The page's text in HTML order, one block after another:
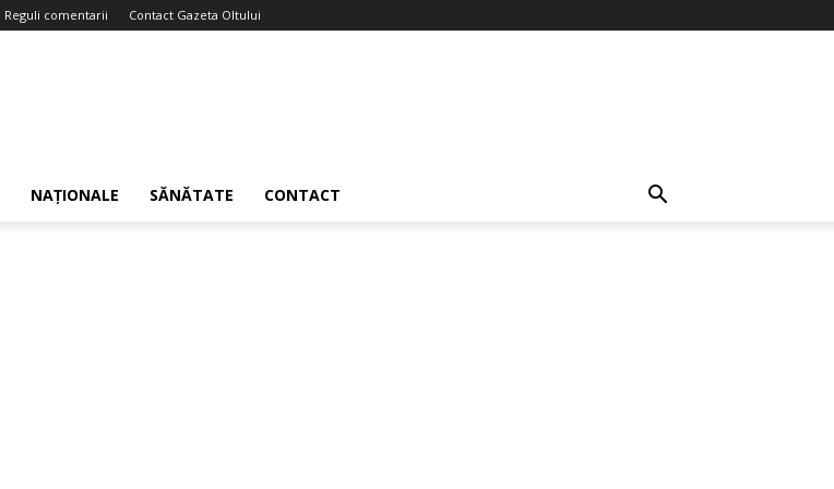
Reguli comentarii Contact Gazeta Oltului
NAȚIONALE SĂNĂTATE CONTACT